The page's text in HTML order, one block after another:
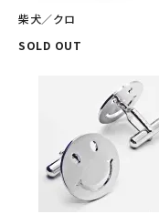
柴犬／クロ
SOLD OUT